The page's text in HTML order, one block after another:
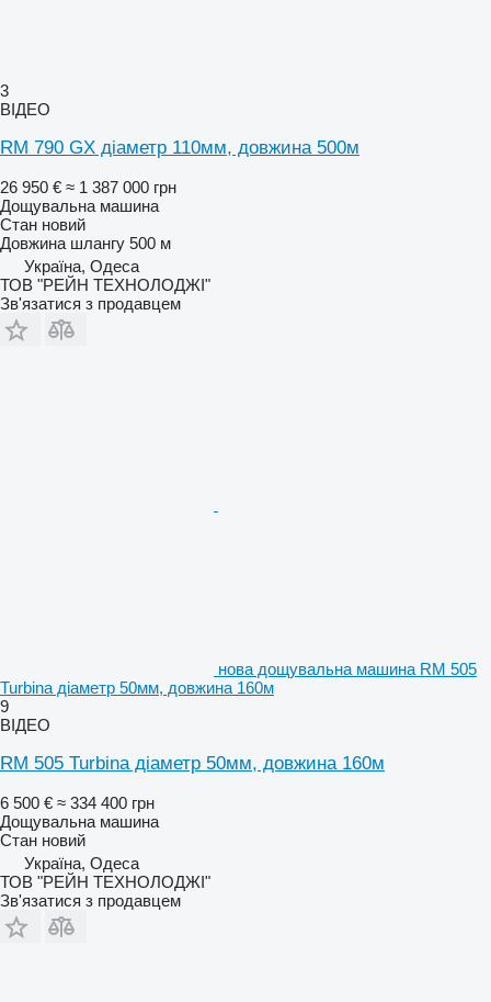
3
ВІДЕО
RM 790 GX діаметр 110мм, довжина 500м
26 950 € ≈ 1 387 000 грн
Дощувальна машина
Стан новий
Довжина шлангу 500 м
Україна, Одеса
ТОВ "РЕЙН ТЕХНОЛОДЖІ"
Зв'язатися з продавцем
нова дощувальна машина RM 505
Turbina діаметр 50мм, довжина 160м
9
ВІДЕО
RM 505 Turbina діаметр 50мм, довжина 160м
6 500 € ≈ 334 400 грн
Дощувальна машина
Стан новий
Україна, Одеса
ТОВ "РЕЙН ТЕХНОЛОДЖІ"
Зв'язатися з продавцем